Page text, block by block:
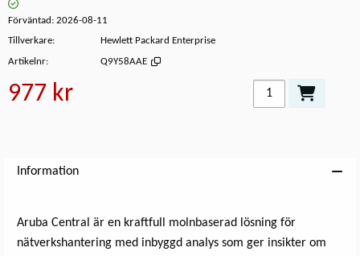
Förväntad
2026-08-11
Tillverkare
Hewlett Packard Enterprise
Artikelnr
Q9Y58AAE
977 kr Lägg i kundvagn
Information
Aruba Central är en kraftfull molnbaserad lösning för
nätverkshantering med inbyggd analys som ger insikter om